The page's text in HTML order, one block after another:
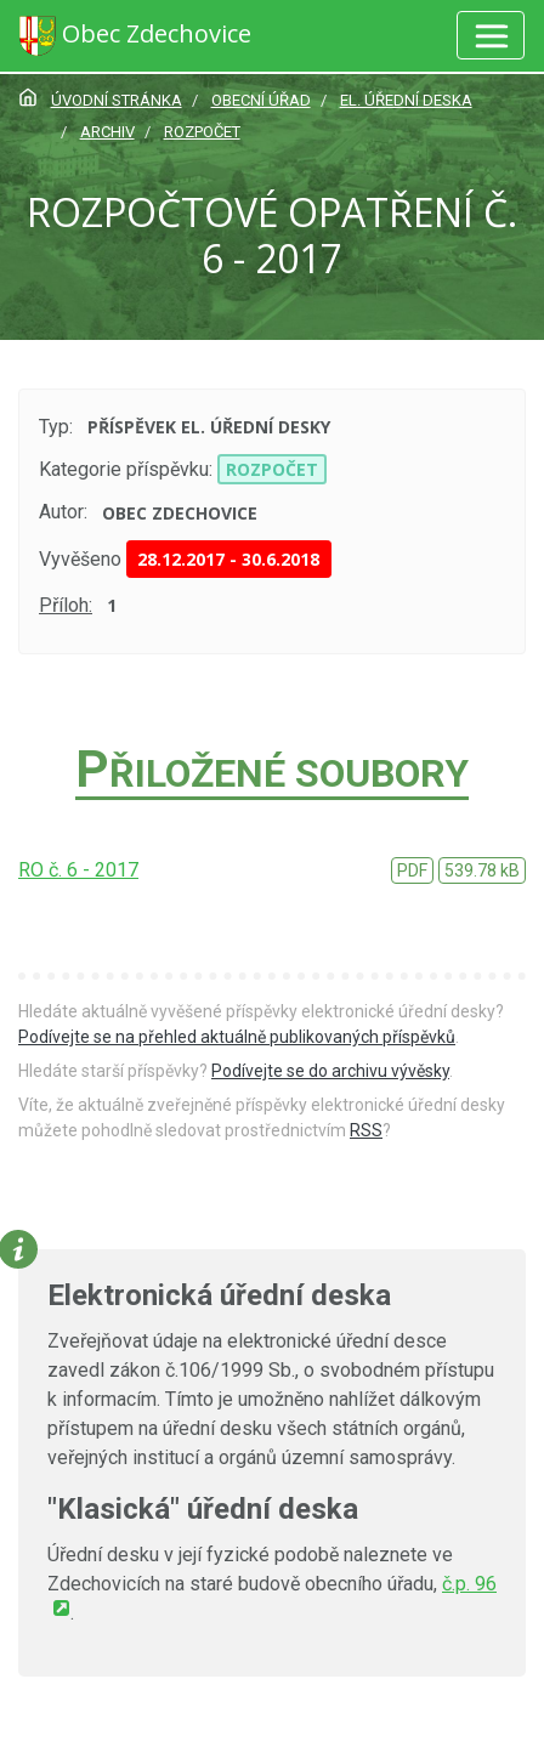
Obec Zdechovice
ÚVODNÍ STRÁNKA OBECNÍ ÚŘAD
EL. ÚŘEDNÍ DESKA
ARCHIV
ROZPOČET
ROZPOČTOVÉ OPATŘENÍ Č.
6 - 2017
Typ:
PŘÍSPĚVEK EL. ÚŘEDNÍ DESKY
Kategorie příspěvku:
ROZPOČET
Autor:
OBEC ZDECHOVICE
Vyvěšeno 28.12.2017 -30.6.2018
Příloh: 1
PŘILOŽENÉ SOUBORY
RO č. 6 - 2017 PDF 539.78 kB
Hledáte aktuálně vyvěšené příspěvky elektronické úřední desky?
Podívejte se na přehled aktuálně publikovaných příspěvků
Hledáte starší příspěvky? Podívejte se do archivu vývěsky.
Víte, že aktuálně zveřejněné příspěvky elektronické úřední desky
můžete pohodlně sledovat prostřednictvím RSS?
Elektronická úřední deska
Zveřejňovat údaje na elektronické úřední desce
zavedl zákon č.106/1999 Sb., o svobodném přístupu
k informacím. Tímto je umožněno nahlížet dálkovým
přístupem na úřední desku všech státních orgánů,
veřejných institucí a orgánů územní samosprávy.
"Klasická" úřední deska
Úřední desku v její fyzické podobě naleznete ve
Zdechovicích na staré budově obecního úřadu, č.p. 96
.